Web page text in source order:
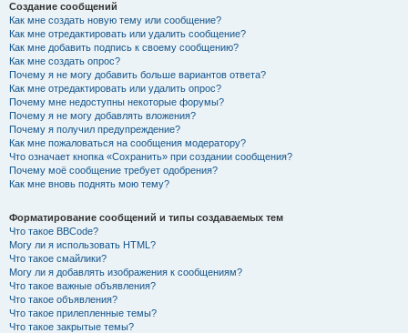
Создание сообщений
Как мне создать новую тему или сообщение?
Как мне отредактировать или удалить сообщение?
Как мне добавить подпись к своему сообщению?
Как мне создать опрос?
Почему я не могу добавить больше вариантов ответа?
Как мне отредактировать или удалить опрос?
Почему мне недоступны некоторые форумы?
Почему я не могу добавлять вложения?
Почему я получил предупреждение?
Как мне пожаловаться на сообщения модератору?
Что означает кнопка «Сохранить» при создании сообщения?
Почему моё сообщение требует одобрения?
Как мне вновь поднять мою тему?
Форматирование сообщений и типы создаваемых тем
Что такое BBCode?
Могу ли я использовать HTML?
Что такое смайлики?
Могу ли я добавлять изображения к сообщениям?
Что такое важные объявления?
Что такое объявления?
Что такое прилепленные темы?
Что такое закрытые темы?